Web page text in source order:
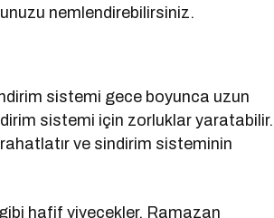
nemlendirebilirsiniz.
sistemi gece boyunca uzun
sistemi için zorluklar yaratabilir.
ve sindirim sisteminin
hafif yiyecekler, Ramazan